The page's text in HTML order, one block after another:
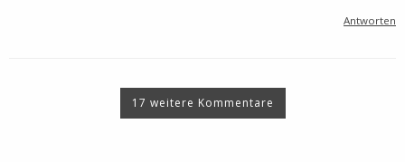
Antworten
17 weitere Kommentare